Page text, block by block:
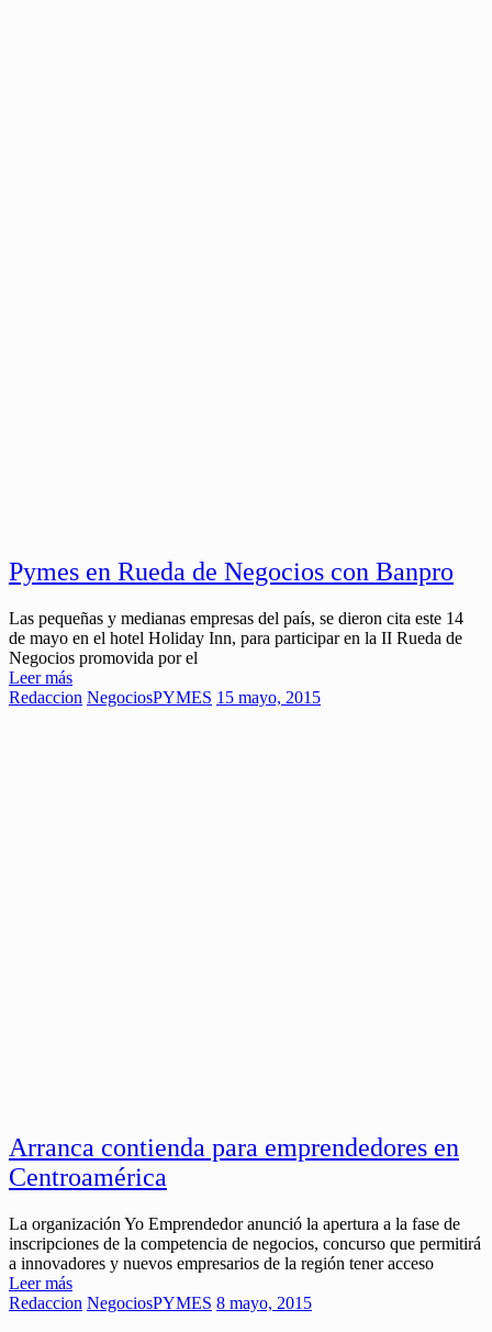
Pymes en Rueda de Negocios con Banpro
Las pequeñas y medianas empresas del país, se dieron cita este 14
de mayo en el hotel Holiday Inn, para participar en la II Rueda de
Negocios promovida por el
Leer más
Redaccion NegociosPYMES 15 mayo, 2015
Arranca contienda para emprendedores en
Centroamérica
La organización Yo Emprendedor anunció la apertura a la fase de
inscripciones de la competencia de negocios, concurso que permitirá
a innovadores y nuevos empresarios de la región tener acceso
Leer más
Redaccion NegociosPYMES 8 mayo, 2015